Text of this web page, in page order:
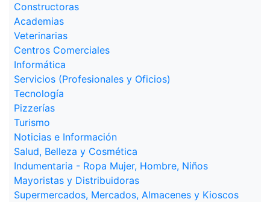
Constructoras
Academias
Veterinarias
Centros Comerciales
Informática
Servicios (Profesionales y Oficios)
Tecnología
Pizzerías
Turismo
Noticias e Información
Salud, Belleza y Cosmética
Indumentaria - Ropa Mujer, Hombre, Niños
Mayoristas y Distribuidoras
Supermercados, Mercados, Almacenes y Kioscos